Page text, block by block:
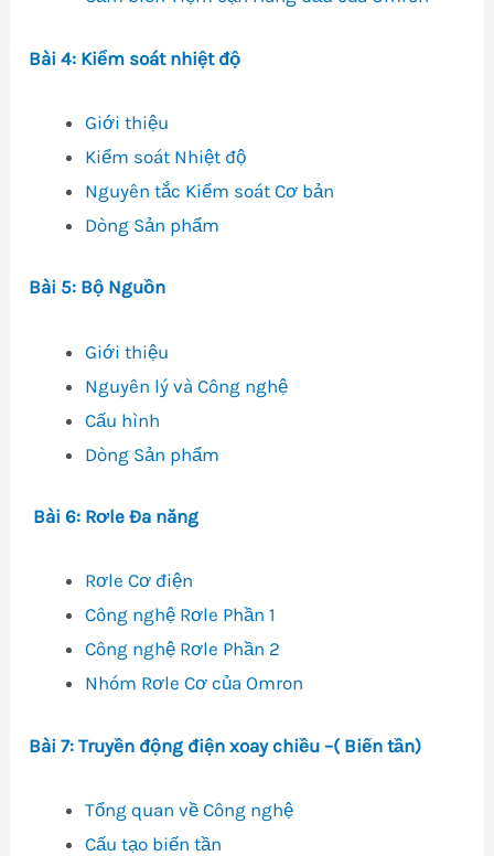
Bài 4: Kiểm soát nhiệt độ
Giới thiệu
Kiểm soát Nhiệt độ
Nguyên tắc Kiểm soát Cơ bản
Dòng Sản phẩm
Bài 5: Bộ Nguồn
Giới thiệu
Nguyên lý và Công nghệ
Cấu hình
Dòng Sản phẩm
Bài 6: Rơle Đa năng
Rơle Cơ điện
Công nghệ Rơle Phần 1
Công nghệ Rơle Phần 2
Nhóm Rơle Cơ của Omron
Bài 7: Truyền động điện xoay chiều –( Biến tần)
Tổng quan về Công nghệ
Cấu tạo biến tần